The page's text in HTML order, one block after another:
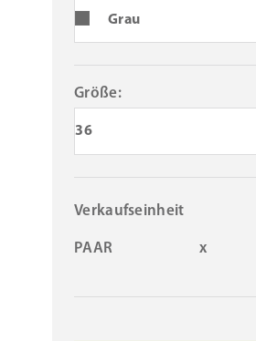
Grau
36
Größe:
Verkaufseinheit
PAAR x